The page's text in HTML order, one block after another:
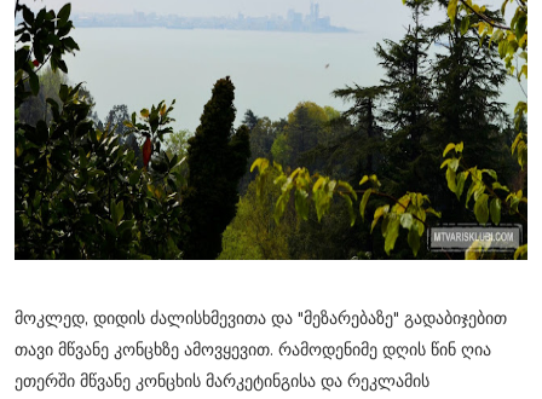
მოკლედ, დიდის ძალისხმევითა და "მეზარებაზე" გადაბიჯებით
თავი მწვანე კონცხზე ამოვყევით. რამოდენიმე დღის წინ ღია
ეთერში მწვანე კონცხის მარკეტინგისა და რეკლამის